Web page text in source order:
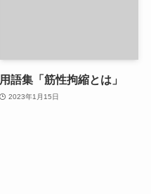
用語集「筋性拘縮とは」
2023年1月15日